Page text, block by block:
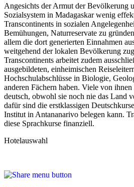
Angesichts der Armut der Bevölkerung
Sozialsystem in Madagaskar wenig
Transcontinents in sozialen
Bemühungen, Naturreservate zu
allem die dort generierten Einnahmen
weitgehend der lokalen Bevölkerung
Transcontinents arbeitet zudem
ausgebildeten, einheimischen
Hochschulabschlüsse in Biologie,
anderen Fächern haben. Viele von ihnen
deutsch, obwohl sie noch nie das Land
dafür sind die erstklassigen
Institut in Antananarivo belegen kann.
diese Sprachkurse finanziell.
Hotelauswahl